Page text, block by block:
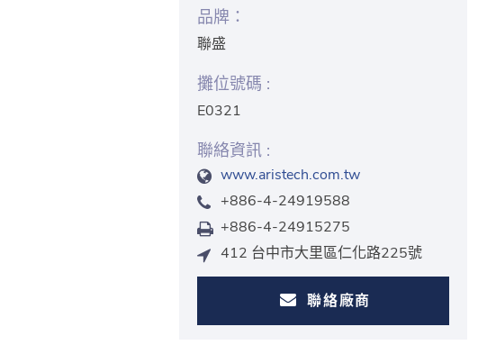
品牌：
聯盛
攤位號碼 :
E0321
聯絡資訊 :
www.aristech.com.tw
+886-4-24919588
+886-4-24915275
412 台中市大里區仁化路225號
聯絡廠商